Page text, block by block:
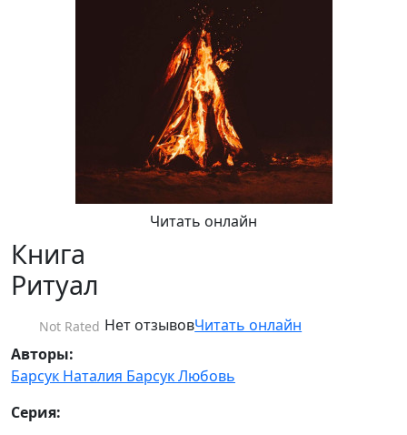
Читать онлайн
Книга
Ритуал
Not Rated Нет отзывовЧитать онлайн
Авторы:
Барсук Наталия Барсук Любовь
Серия: